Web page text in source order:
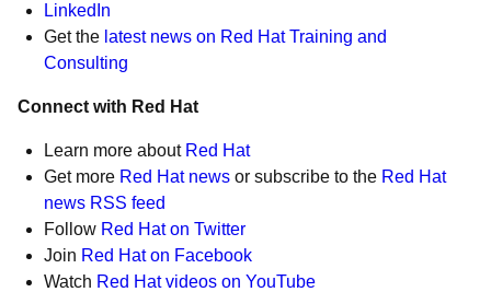
LinkedIn
Get the latest news on Red Hat Training and
Consulting
Connect with Red Hat
Learn more about Red Hat
Get more Red Hat news or subscribe to the Red Hat
news RSS feed
Follow Red Hat on Twitter
Join Red Hat on Facebook
Watch Red Hat videos on YouTube